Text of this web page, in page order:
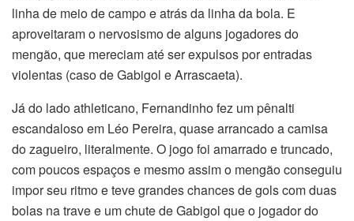
linha de meio de campo e atrás da linha da bola. E
aproveitaram o nervosismo de alguns jogadores do
mengão, que mereciam até ser expulsos por entradas
violentas (caso de Gabigol e Arrascaeta).
Já do lado athleticano, Fernandinho fez um pênalti
escandaloso em Léo Pereira, quase arrancado a camisa
do zagueiro, literalmente. O jogo foi amarrado e truncado,
com poucos espaços e mesmo assim o mengão conseguiu
impor seu ritmo e teve grandes chances de gols com duas
bolas na trave e um chute de Gabigol que o jogador do